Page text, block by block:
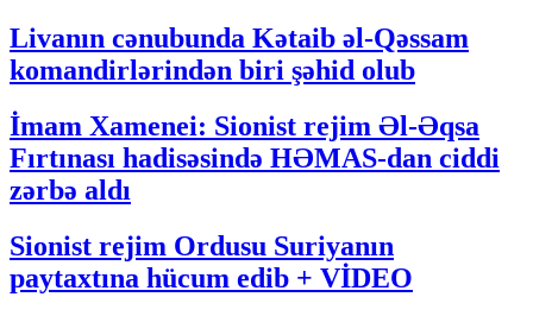
Livanın cənubunda Kətaib əl-Qəssam
komandirlərindən biri şəhid olub
İmam Xamenei: Sionist rejim Əl-Əqsa
Fırtınası hadisəsində HƏMAS-dan ciddi
zərbə aldı
Sionist rejim Ordusu Suriyanın
paytaxtına hücum edib + VİDEO